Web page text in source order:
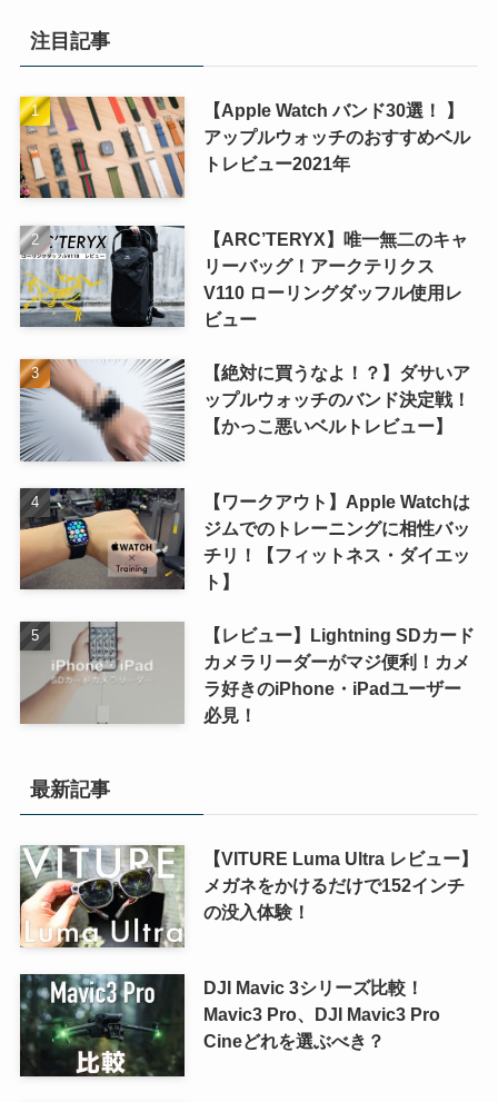
注目記事
【Apple Watch バンド30選！ 】
アップルウォッチのおすすめベル
トレビュー2021年
【ARC’TERYX】唯一無二のキャ
リーバッグ！アークテリクス
V110 ローリングダッフル使用レ
ビュー
【絶対に買うなよ！？】ダサいア
ップルウォッチのバンド決定戦！
【かっこ悪いベルトレビュー】
【ワークアウト】Apple Watchは
ジムでのトレーニングに相性バッ
チリ！【フィットネス・ダイエッ
ト】
【レビュー】Lightning SDカード
カメラリーダーがマジ便利！カメ
ラ好きのiPhone・iPadユーザー
必見！
最新記事
【VITURE Luma Ultra レビュー】
メガネをかけるだけで152インチ
の没入体験！
DJI Mavic 3シリーズ比較！
Mavic3 Pro、DJI Mavic3 Pro
Cineどれを選ぶべき？